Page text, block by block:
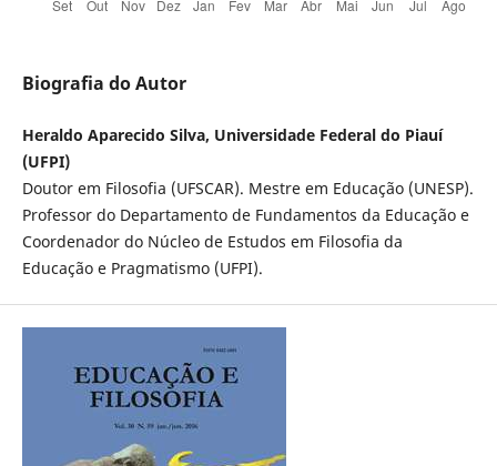
Biografia do Autor
Heraldo Aparecido Silva, Universidade Federal do Piauí
(UFPI)
Doutor em Filosofia (UFSCAR). Mestre em Educação (UNESP).
Professor do Departamento de Fundamentos da Educação e
Coordenador do Núcleo de Estudos em Filosofia da
Educação e Pragmatismo (UFPI).